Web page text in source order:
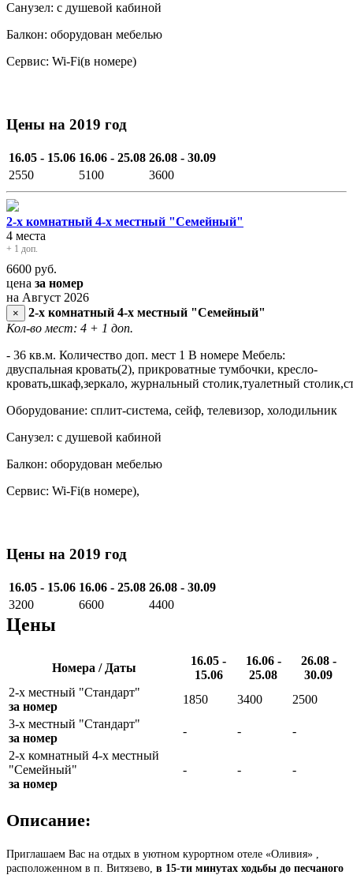
Санузел: с душевой кабиной
Балкон: оборудован мебелью
Сервис: Wi-Fi(в номере)
Цены на 2019 год
16.05 - 15.06 16.06 - 25.08 26.08 - 30.09
2550
5100 3600
2-х комнатный 4-х местный "Семейный"
4 места
+ 1 доп.
6600 руб.
цена за номер
на Август 2026
×
2-х комнатный 4-х местный "Семейный"
Кол-во мест: 4 + 1 доп.
- 36 кв.м. Количество доп. мест 1 В номере Мебель:
двуспальная кровать(2), прикроватные тумбочки, кресло-
кровать,шкаф,зеркало, журнальный столик,туалетный
Оборудование: сплит-система, сейф, телевизор, холодильник
Санузел: с душевой кабиной
Балкон: оборудован мебелью
Сервис: Wi-Fi(в номере),
Цены на 2019 год
16.05 - 15.06 16.06 - 25.08 26.08 - 30.09
3200
6600 4400
Цены
Номера / Даты
16.05 -
15.06
16.06 -
25.08
26.08 -
30.09
2-х местный "Стандарт"
за номер
1850 3400
2500
3-х местный "Стандарт"
за номер
- -
-
2-х комнатный 4-х местный
"Семейный"
за номер
- - -
Описание:
Приглашаем Вас на отдых в уютном курортном отеле «Оливия» ,
расположенном в п. Витязево, в 15-ти минутах ходьбы до песчаного